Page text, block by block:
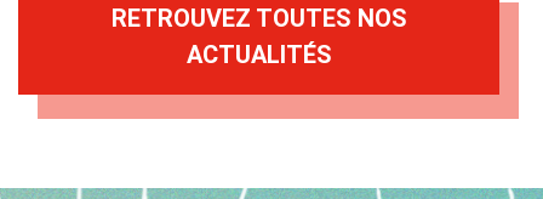
RETROUVEZ TOUTES NOS
ACTUALITÉS